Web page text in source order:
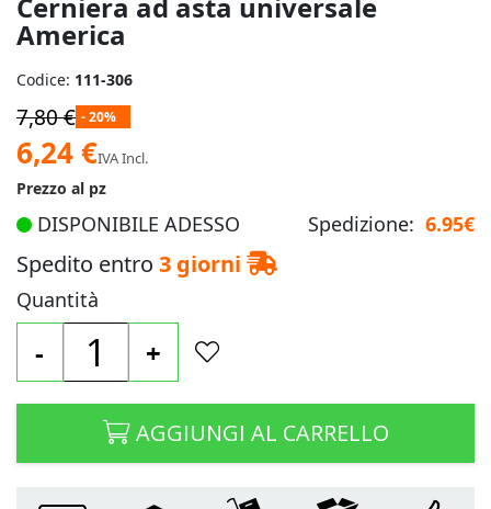
Cerniera ad asta universale
America
Codice: 111-306
7,80 € - 20%
Prezzo
speciale
6,24 €IVA Incl.
Prezzo al pz
DISPONIBILE ADESSO Spedizione: 6.95€
Spedito entro 3 giorni
Quantità
- +
AGGIUNGI AL CARRELLO